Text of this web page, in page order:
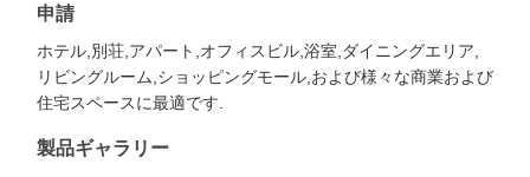
申請
ホテル,別荘,アパート,オフィスビル,浴室,ダイニングエリア,
リビングルーム,ショッピングモール,および様々な商業および
住宅スペースに最適です.
製品ギャラリー